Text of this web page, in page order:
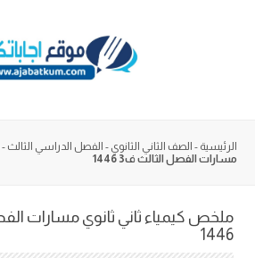
الرئيسية - الصف الثاني الثانوي - الفصل الدراسي الثالث -
مسارات الفصل الثالث ف3 1446
1446